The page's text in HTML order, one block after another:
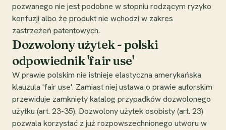
pozwanego nie jest podobne w stopniu rodzącym ryzyko
konfuzji albo że produkt nie wchodzi w zakres
zastrzeżeń patentowych.
Dozwolony użytek - polski
odpowiednik 'fair use'
W prawie polskim nie istnieje elastyczna amerykańska
klauzula 'fair use'. Zamiast niej ustawa o prawie autorskim
przewiduje zamknięty katalog przypadków dozwolonego
użytku (art. 23-35). Dozwolony użytek osobisty (art. 23)
pozwala korzystać z już rozpowszechnionego utworu w